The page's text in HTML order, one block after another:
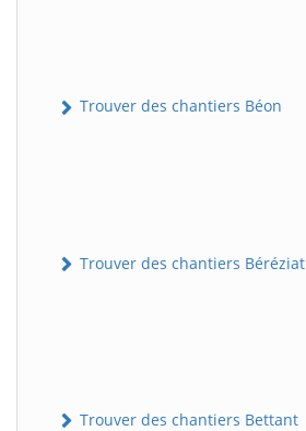
Trouver des chantiers Béon
Trouver des chantiers Béréziat
Trouver des chantiers Bettant